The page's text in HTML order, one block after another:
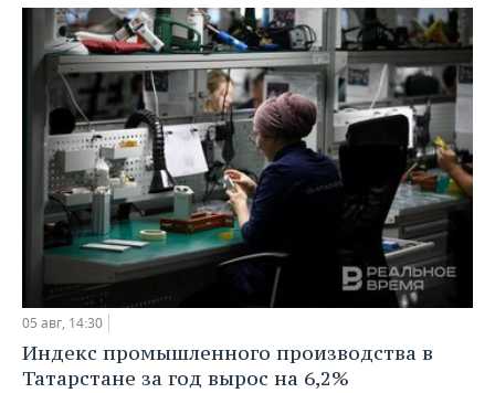
05 авг, 14:30
Индекс промышленного производства в
Татарстане за год вырос на 6,2%